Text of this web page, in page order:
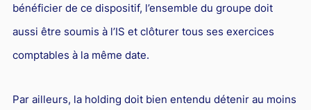
bénéficier de ce dispositif, l’ensemble du groupe doit
aussi être soumis à l’IS et clôturer tous ses exercices
comptables à la même date.
Par ailleurs, la holding doit bien entendu détenir au moins